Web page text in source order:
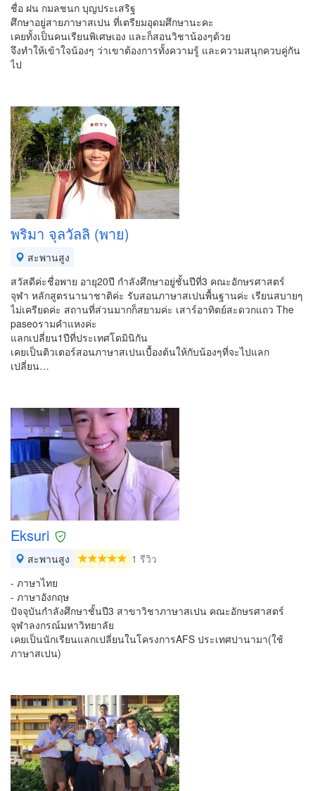
ชื่อ ฝน กมลชนก บุญประเสริฐ
ศึกษาอยู่สายภาษาสเปน ที่เตรียมอุดมศึกษานะคะ
เคยทั้งเป็นคนเรียนพิเศษเอง และก็สอนวิชาน้องๆด้วย
จึงทำให้เข้าใจน้องๆ ว่าเขาต้องการทั้งความรู้ และความสนุกควบคู่กัน
ไป
พริมา จุลวัลลิ (พาย)
สะพานสูง
สวัสดีค่ะชื่อพาย อายุ20ปี กำลังศึกษาอยู่ชั้นปีที่3 คณะอักษรศาสตร์
จุฬา หลักสูตรนานาชาติค่ะ รับสอนภาษาสเปนพื้นฐานค่ะ เรียนสบายๆ
ไม่เครียดค่ะ สถานที่ส่วนมากก็สยามค่ะ เสาร์อาทิตย์สะดวกแถว The
paseoรามคำแหงค่ะ
แลกเปลี่ยน1ปีที่ประเทศโดมินิกัน
เคยเป็นติวเตอร์สอนภาษาสเปนเบื้องต้นให้กับน้องๆที่จะไปแลก
เปลี่ยน…
Eksuri
สะพานสูง
1 รีวิว
- ภาษาไทย
- ภาษาอังกฤษ
ปัจจุบันกำลังศึกษาชั้นปี3 สาขาวิชาภาษาสเปน คณะอักษรศาสตร์
จุฬาลงกรณ์มหาวิทยาลัย
เคยเป็นนักเรียนแลกเปลี่ยนในโครงการAFS ประเทศปานามา(ใช้
ภาษาสเปน)